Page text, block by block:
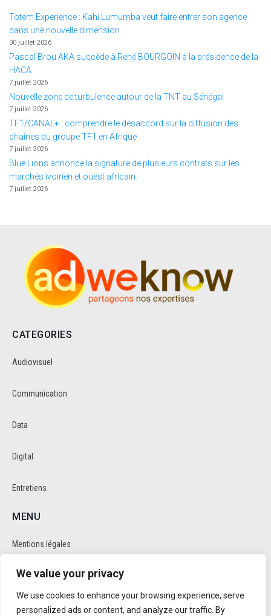
We value your privacy
We use cookies to enhance your browsing experience, serve
personalized ads or content, and analyze our traffic. By
Totem Experience : Kahi Lumumba veut faire entrer son agence
dans une nouvelle dimension
30 juillet 2026
Pascal Brou AKA succède à René BOURGOIN à la présidence de la
HACA
7 juillet 2026
Nouvelle zone de turbulence autour de la TNT au Sénégal
7 juillet 2026
TF1/CANAL+ : comprendre le désaccord sur la diffusion des
chaînes du groupe TF1 en Afrique
7 juillet 2026
Blue Lions annonce la signature de plusieurs contrats sur les
marchés ivoirien et ouest africain.
7 juillet 2026
CATEGORIES
Audiovisuel
Communication
Data
Digital
Entretiens
MENU
Mentions légales
Politique de cookie et de confidentalité
RÉSEAUX SOCIAUX